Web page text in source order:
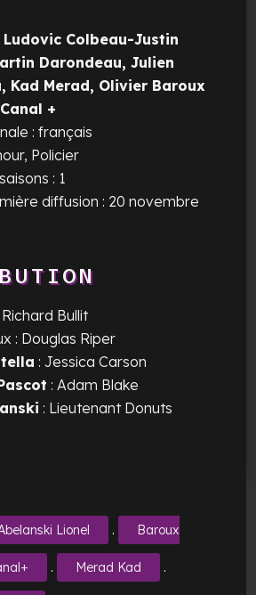
Ludovic Colbeau-Justin
Darondeau, Julien
Kad Merad, Olivier Baroux
Canal +
: français
Policier
: 1
diffusion : 20 novembre
Bullit
: Douglas Riper
: Jessica Carson
: Adam Blake
: Lieutenant Donuts
Lionel . Baroux
. Merad Kad .